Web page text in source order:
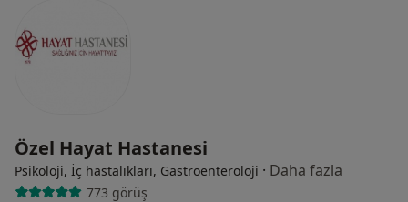
Özel Hayat Hastanesi
Psikoloji, İç hastalıkları, Gastroenteroloji · Daha fazla
773 görüş